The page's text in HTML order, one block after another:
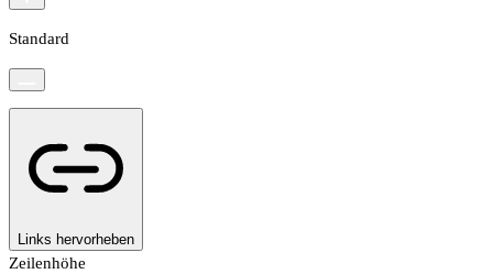
Standard
Links hervorheben
Zeilenhöhe